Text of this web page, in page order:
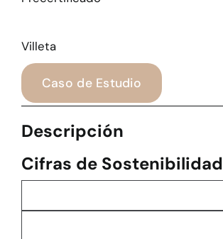
Villeta
Caso de Estudio
Descripción
Cifras de Sostenibilidad